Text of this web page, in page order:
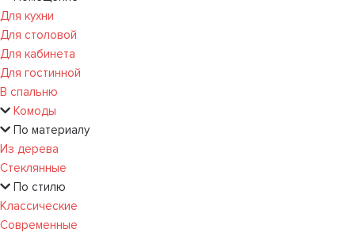
Для кухни
Для столовой
Для кабинета
Для гостинной
В спальню
Комоды
По материалу
Из дерева
Стеклянные
По стилю
Классические
Современные